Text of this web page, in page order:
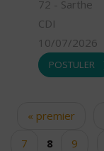
72 - Sarthe
CDI
10/07/2026
POSTULER
Pages« premier
7
8 9